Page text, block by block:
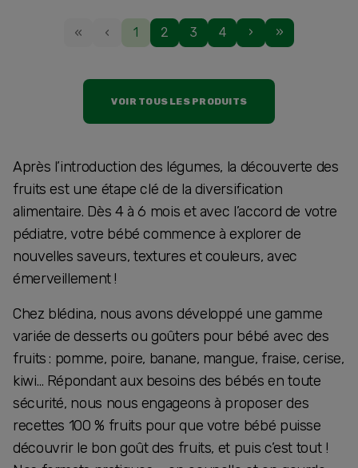
« ‹ 1 2 3 4 › »
VOIR TOUS LES PRODUITS
Après l’introduction des légumes, la découverte des
fruits est une étape clé de la diversification
alimentaire. Dès 4 à 6 mois et avec l’accord de votre
pédiatre, votre bébé commence à explorer de
nouvelles saveurs, textures et couleurs, avec
émerveillement !
Chez blédina, nous avons développé une gamme
variée de desserts ou goûters pour bébé avec des
fruits : pomme, poire, banane, mangue, fraise, cerise,
kiwi… Répondant aux besoins des bébés en toute
sécurité, nous nous engageons à proposer des
recettes 100 % fruits pour que votre bébé puisse
découvrir le bon goût des fruits, et puis c’est tout !